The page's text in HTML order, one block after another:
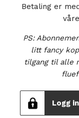
Betaling er
PS:
litt fancy
tilgang til alle
Logg